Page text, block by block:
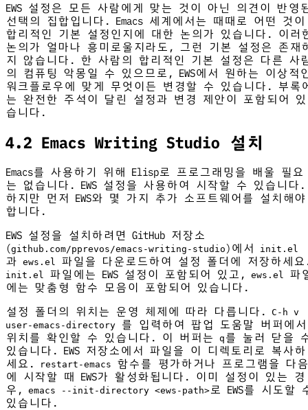
EWS 설정은 모든 사람에게 맞는 것이 아닌 의견이 반영
선택의 집합입니다. Emacs 세계에서는 때때로 어떤 것이
합리적인 기본 설정인지에 대한 논의가 있습니다. 이러
논의가 얼마나 흥미로울지라도, 그런 기본 설정은 존재
지 않습니다. 한 사람의 합리적인 기본 설정은 다른 사
의 컴퓨팅 악몽일 수 있으므로, EWS에서 원하는 이상적
워크플로우에 맞게 무엇이든 변경할 수 있습니다. 부록
는 완전한 주석이 달린 설정과 변경 제안이 포함되어 있
습니다.
4.2 Emacs Writing Studio 설치
Emacs를 사용하기 위해 Elisp로 프로그래밍을 배울 필요
는 없습니다. EWS 설정을 사용하여 시작할 수 있습니다.
하지만 먼저 EWS와 몇 가지 추가 소프트웨어를 설치해야
합니다.
EWS 설정을 설치하려면 GitHub 저장소
(github.com/pprevos/emacs-writing-studio)에서 init.el
과 ews.el 파일을 다운로드하여 설정 폴더에 저장하세
init.el 파일에는 EWS 설정이 포함되어 있고, ews.el
파
에는 맞춤형 함수 모음이 포함되어 있습니다.
설정 폴더의 위치는 운영 체제에 따라 다릅니다.
C-h v
user-emacs-directory
를 입력하여 팝업 도움말 버퍼에서
위치를 확인할 수 있습니다. 이 버퍼는
q 를 눌러 닫을
있습니다. EWS 저장소에서 파일을 이 디렉토리로 복사하
세요.
restart-emacs
함수를 평가하거나 프로그램을 다음
에 시작할 때 EWS가 활성화됩니다. 이미 설정이 있는 경
우,
emacs --init-directory <ews-path> 로 EWS를 시도할
있습니다.